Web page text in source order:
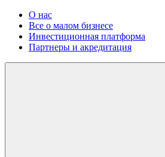
О нас
Все о малом бизнесе
Инвестиционная платформа
Партнеры и акредитация